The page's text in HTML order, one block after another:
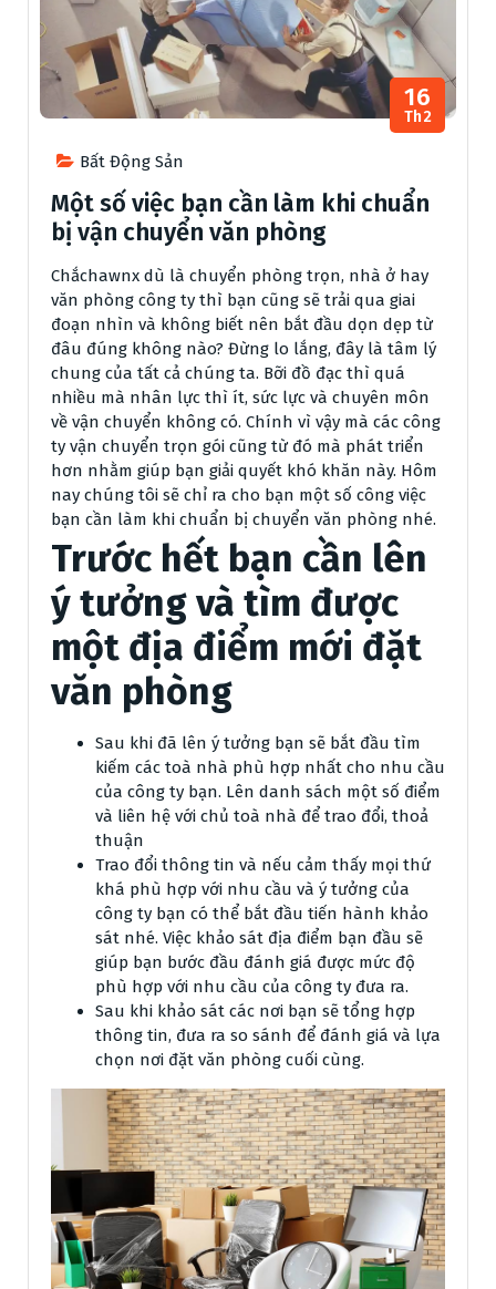
Bất Động Sản
16
Th2
Một số việc bạn cần làm khi chuẩn
bị vận chuyển văn phòng
Chắchawnx dù là chuyển phòng trọn, nhà ở hay
văn phòng công ty thì bạn cũng sẽ trải qua giai
đoạn nhìn và không biết nên bắt đầu dọn dẹp từ
đâu đúng không nào? Đừng lo lắng, đây là tâm lý
chung của tất cả chúng ta. Bỡi đồ đạc thì quá
nhiều mà nhân lực thì ít, sức lực và chuyên môn
về vận chuyển không có. Chính vì vậy mà các công
ty vận chuyển trọn gói cũng từ đó mà phát triển
hơn nhằm giúp bạn giải quyết khó khăn này. Hôm
nay chúng tôi sẽ chỉ ra cho bạn một số công việc
bạn cần làm khi chuẩn bị chuyển văn phòng nhé.
Trước hết bạn cần lên
ý tưởng và tìm được
một địa điểm mới đặt
văn phòng
Sau khi đã lên ý tưởng bạn sẽ bắt đầu tìm
kiếm các toà nhà phù hợp nhất cho nhu cầu
của công ty bạn. Lên danh sách một số điểm
và liên hệ với chủ toà nhà để trao đổi, thoả
thuận
Trao đổi thông tin và nếu cảm thấy mọi thứ
khá phù hợp với nhu cầu và ý tưởng của
công ty bạn có thể bắt đầu tiến hành khảo
sát nhé. Việc khảo sát địa điểm bạn đầu sẽ
giúp bạn bước đầu đánh giá được mức độ
phù hợp với nhu cầu của công ty đưa ra.
Sau khi khảo sát các nơi bạn sẽ tổng hợp
thông tin, đưa ra so sánh để đánh giá và lựa
chọn nơi đặt văn phòng cuối cùng.